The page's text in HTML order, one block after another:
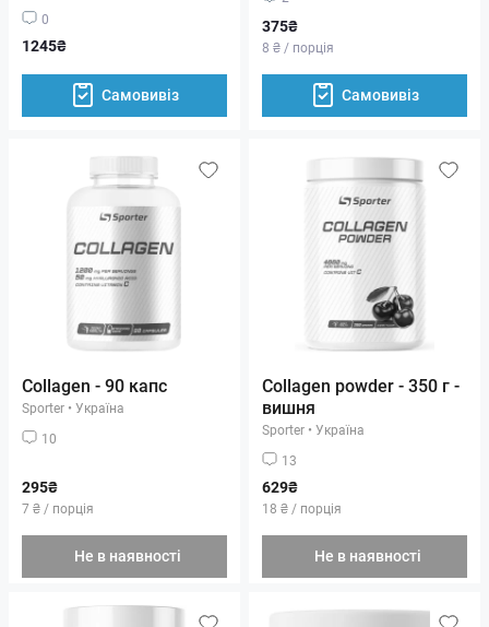
0
1245₴
Самовивіз
375₴
8 ₴ / порція
Самовивіз
Collagen - 90 капс
Sporter • Україна
10
295₴
7 ₴ / порція
Не в наявності
Collagen powder - 350 г -
вишня
Sporter • Україна
13
629₴
18 ₴ / порція
Не в наявності